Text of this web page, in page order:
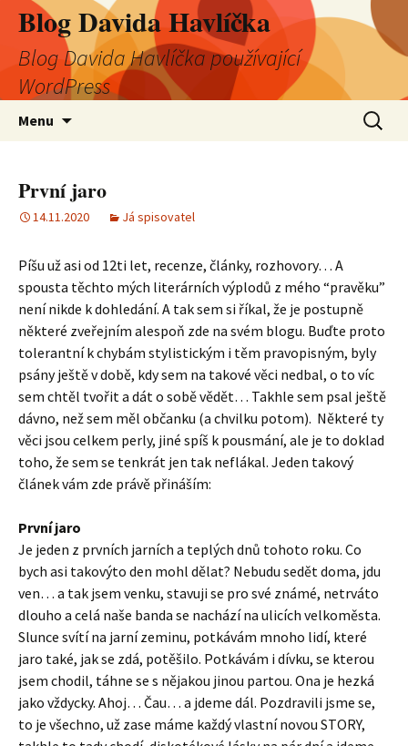
Blog Davida Havlíčka
Blog Davida Havlíčka používající
WordPress
Menu
První jaro
14.11.2020 Já spisovatel
Píšu už asi od 12ti let, recenze, články, rozhovory… A
spousta těchto mých literárních výplodů z mého “pravěku”
není nikde k dohledání. A tak sem si říkal, že je postupně
některé zveřejním alespoň zde na svém blogu. Buďte proto
tolerantní k chybám stylistickým i těm pravopisným, byly
psány ještě v době, kdy sem na takové věci nedbal, o to víc
sem chtěl tvořit a dát o sobě vědět… Takhle sem psal ještě
dávno, než sem měl občanku (a chvilku potom). Některé ty
věci jsou celkem perly, jiné spíš k pousmání, ale je to doklad
toho, že sem se tenkrát jen tak neflákal. Jeden takový
článek vám zde právě přináším:
První jaro
Je jeden z prvních jarních a teplých dnů tohoto roku. Co
bych asi takovýto den mohl dělat? Nebudu sedět doma, jdu
ven… a tak jsem venku, stavuji se pro své známé, netrváto
dlouho a celá naše banda se nachází na ulicích velkoměsta.
Slunce svítí na jarní zeminu, potkávám mnoho lidí, které
jaro také, jak se zdá, potěšilo. Potkávám i dívku, se kterou
jsem chodil, táhne se s nějakou jinou partou. Ona je hezká
jako vždycky. Ahoj… Čau… a jdeme dál. Pozdravili jsme se,
to je všechno, už zase máme každý vlastní novou STORY,